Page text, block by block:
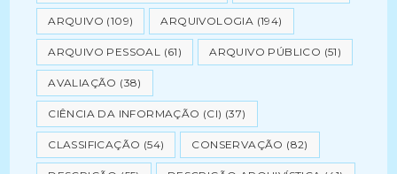
ARQUIVO (109) ARQUIVOLOGIA (194)
ARQUIVO PESSOAL (61) ARQUIVO PÚBLICO (51)
AVALIAÇÃO (38)
CIÊNCIA DA INFORMAÇÃO (CI) (37)
CLASSIFICAÇÃO (54) CONSERVAÇÃO (82)